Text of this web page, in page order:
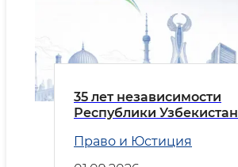
35 лет независимости
Республики Узбекистан
Право и Юстиция